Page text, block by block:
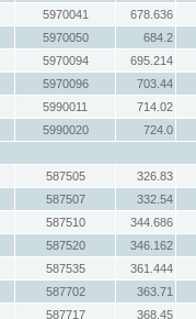
5970041
678.636
5970050
684.2
5970094
695.214
5970096
703.44
5990011
714.02
5990020
724.0
587505
326.83
587507
332.54
587510
344.686
587520
346.162
587535
361.444
587702
363.71
587717 368.45